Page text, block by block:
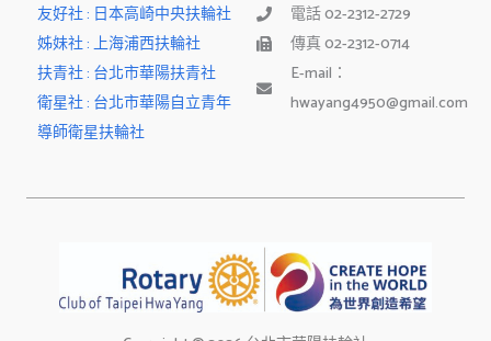
友好社 : 日本高崎中央扶輪社
姊妹社 : 上海浦西扶輪社
扶青社 : 台北市華陽扶青社
衛星社 : 台北市華陽自立青年
導師衛星扶輪社
電話 02-2312-2729
傳真 02-2312-0714
E-mail：
hwayang4950@gmail.com